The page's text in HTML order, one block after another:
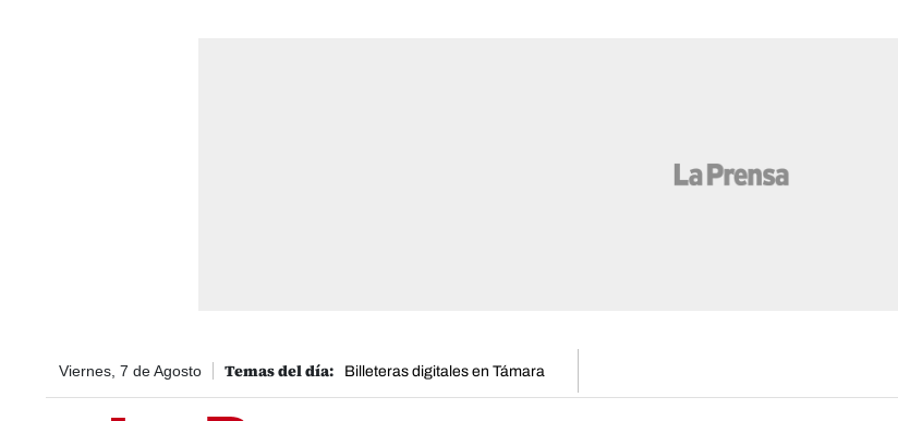
Viernes, 7 de Agosto Billeteras digitales en Támara